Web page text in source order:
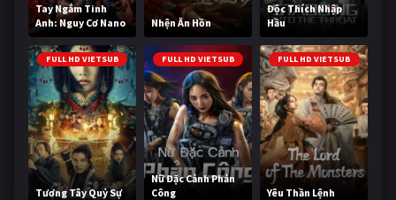
Tay Ngắm Tinh
Anh: Nguy Cơ Nano
Nhện Ăn Hồn
Độc Thích Nhập
Hầu
FULL HD VIETSUB
Tương Tây Quỷ Sự
FULL HD VIETSUB
Nữ Đặc Cảnh Phản
Công
FULL HD VIETSUB
Yêu Thần Lệnh